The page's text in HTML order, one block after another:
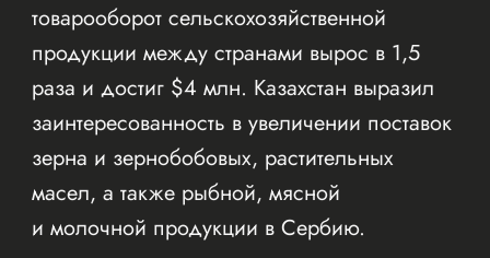
товарооборот сельскохозяйственной
продукции между странами вырос в 1,5
раза и достиг $4 млн. Казахстан выразил
заинтересованность в увеличении поставок
зерна и зернобобовых, растительных
масел, а также рыбной, мясной
и молочной продукции в Сербию.